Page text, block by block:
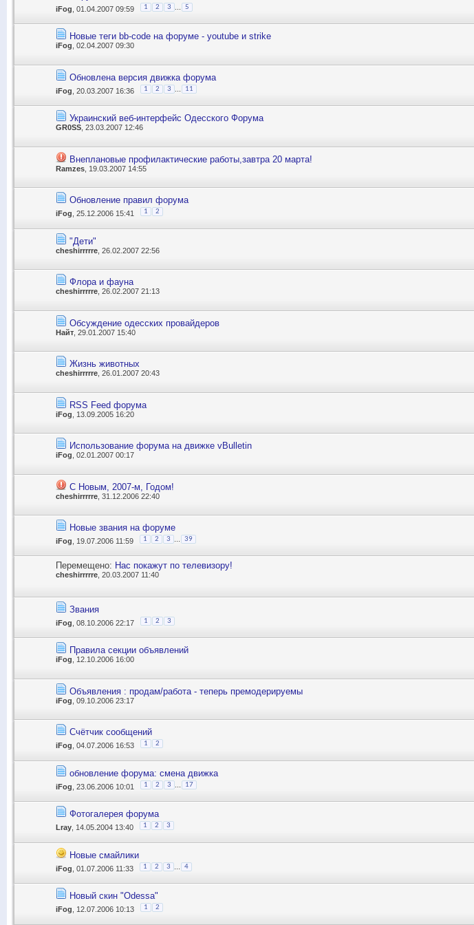
iFog , 01.04.2007 09:59 1 2 3 5
Новые теги bb-code на форуме - youtube и strike
iFog , 02.04.2007 09:30
Обновлена версия движка форума
iFog , 20.03.2007 16:36 1 2 3 11
Украинский веб-интерфейс Одесского Форума
GR0SS , 23.03.2007 12:46
Внеплановые профилактические работы,завтра 20 марта!
Ramzes , 19.03.2007 14:55
Обновление правил форума
iFog , 25.12.2006 15:41 1 2
"Дети"
cheshirrrrre , 26.02.2007 22:56
Флора и фауна
cheshirrrrre , 26.02.2007 21:13
Обсуждение одесских провайдеров
Найт , 29.01.2007 15:40
Жизнь животных
cheshirrrrre , 26.01.2007 20:43
RSS Feed форума
iFog , 13.09.2005 16:20
Использование форума на движке vBulletin
iFog , 02.01.2007 00:17
С Новым, 2007-м, Годом!
cheshirrrrre , 31.12.2006 22:40
Новые звания на форуме
iFog , 19.07.2006 11:59 1 2 3 39
Перемещено: Нас покажут по телевизору!
cheshirrrrre, 20.03.2007 11:40
Звания
iFog , 08.10.2006 22:17 1 2 3
Правила секции объявлений
iFog, 12.10.2006 16:00
Объявления : продам/работа - теперь премодерируемы
iFog , 09.10.2006 23:17
Счётчик сообщений
iFog , 04.07.2006 16:53 1 2
обновление форума: смена движка
iFog , 23.06.2006 10:01 1 2 3 17
Фотогалерея форума
Lray , 14.05.2004 13:40 1 2 3
Новые смайлики
iFog , 01.07.2006 11:33 1 2 3 4
Новый скин "Odessa"
iFog , 12.07.2006 10:13 1 2